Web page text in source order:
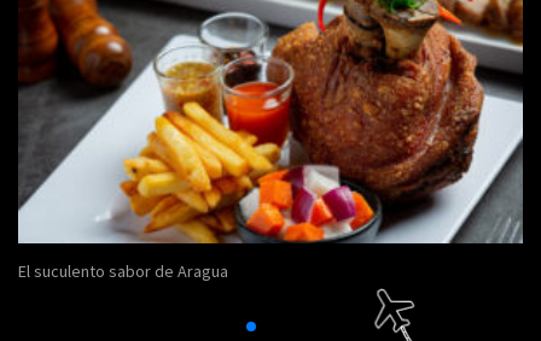
El suculento sabor de Aragua